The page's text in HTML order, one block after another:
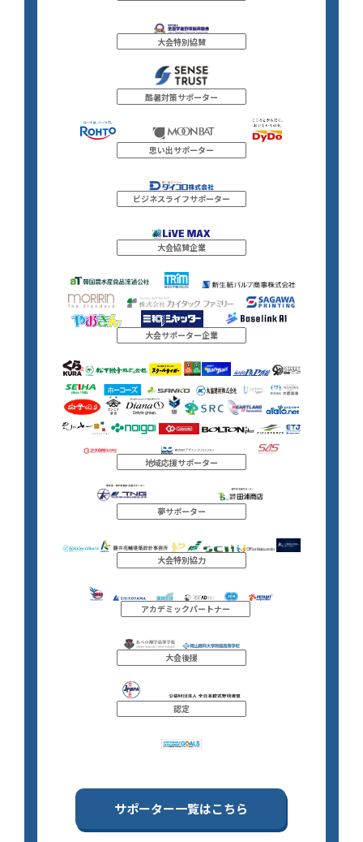
大会特別協賛
酷暑対策サポーター
思い出サポーター
ビジネスライフサポーター
大会協賛企業
大会サポーター企業
地域応援サポーター
夢サポーター
大会特別協力
アカデミックパートナー
大会後援
認定
サポーター一覧はこちら